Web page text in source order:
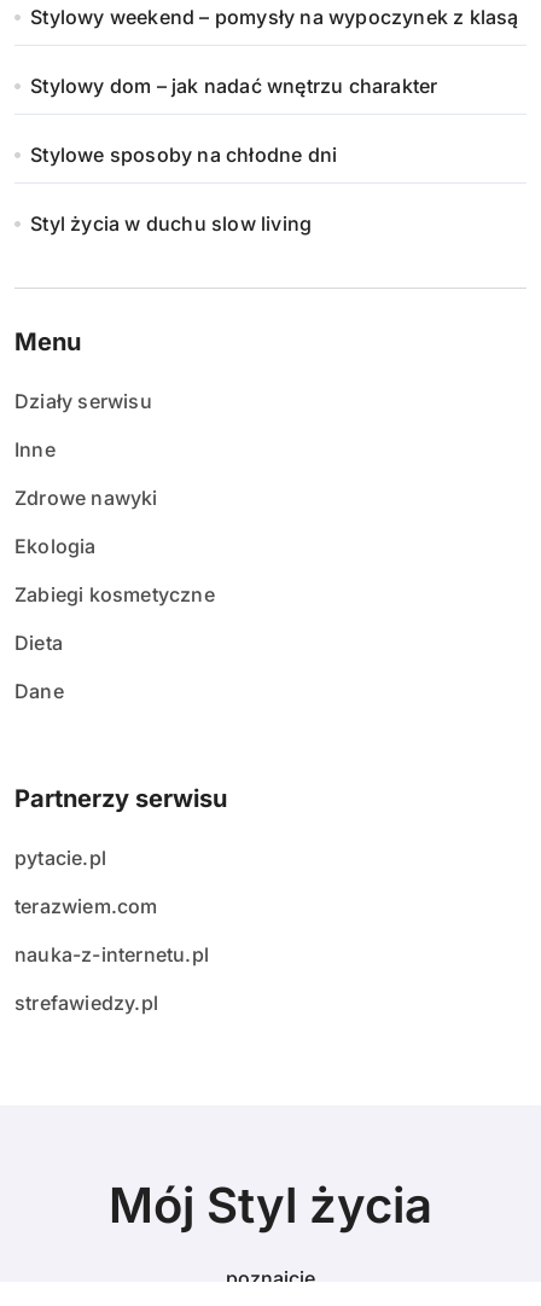
Stylowy weekend – pomysły na wypoczynek z klasą
Stylowy dom – jak nadać wnętrzu charakter
Stylowe sposoby na chłodne dni
Styl życia w duchu slow living
Menu
Działy serwisu
Inne
Zdrowe nawyki
Ekologia
Zabiegi kosmetyczne
Dieta
Dane
Partnerzy serwisu
pytacie.pl
terazwiem.com
nauka-z-internetu.pl
strefawiedzy.pl
Mój Styl życia
poznajcie